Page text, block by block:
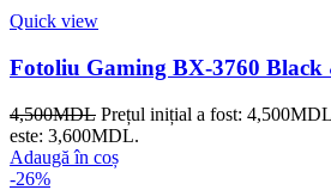
Quick view
Fotoliu Gaming BX-3760 Black
4,500MDL Prețul inițial a fost:
este: 3,600MDL.
Adaugă în coș
-26%